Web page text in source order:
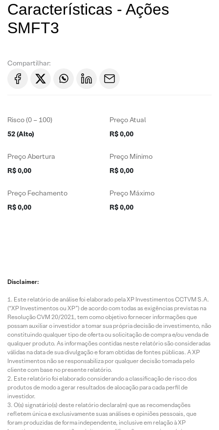
Características - Ações
SMFT3
Compartilhar:
Risco (0 – 100)
52 (Alto)
Preço Atual
R$ 0,00
Preço Abertura
R$ 0,00
Preço Mínimo
R$ 0,00
Preço Fechamento
R$ 0,00
Preço Máximo
R$ 0,00
Disclaimer:
Este relatório de análise foi elaborado pela XP Investimentos CCTVM S.A.
(“XP Investimentos ou XP”) de acordo com todas as exigências previstas na
Resolução CVM 20/2021, tem como objetivo fornecer informações que
possam auxiliar o investidor a tomar sua própria decisão de investimento, não
constituindo qualquer tipo de oferta ou solicitação de compra e/ou venda de
qualquer produto. As informações contidas neste relatório são consideradas
válidas na data de sua divulgação e foram obtidas de fontes públicas. A XP
Investimentos não se responsabiliza por qualquer decisão tomada pelo
cliente com base no presente relatório.
Este relatório foi elaborado considerando a classificação de risco dos
produtos de modo a gerar resultados de alocação para cada perfil de
investidor.
O(s) signatário(s) deste relatório declara(m) que as recomendações
refletem única e exclusivamente suas análises e opiniões pessoais, que
foram produzidas de forma independente, inclusive em relação à XP